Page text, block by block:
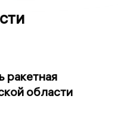
ракетная
области